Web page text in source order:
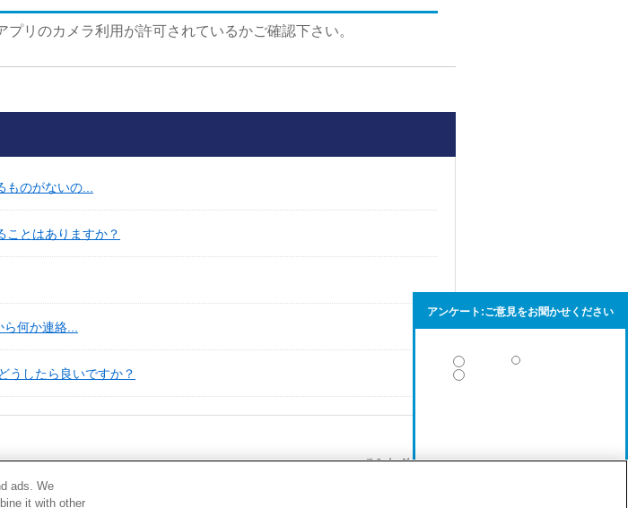
リのカメラ利用が許可されているかご確認下さい。
のがないの...
ことはありますか？
何か連絡...
うしたら良いですか？
アンケート:ご意見をお聞かせください
ads. We
it with other